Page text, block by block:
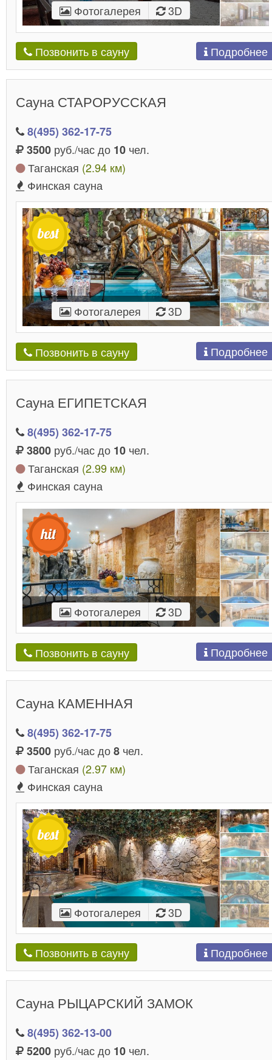
Фотогалерея 3D
Позвонить в сауну Подробнее
Сауна СТАРОРУССКАЯ
8(495) 362-17-75
3500 руб./час до 10 чел.
Таганская (2.94 км)
Финская сауна
Фотогалерея 3D
Позвонить в сауну Подробнее
Сауна ЕГИПЕТСКАЯ
8(495) 362-17-75
3800 руб./час до 10 чел.
Таганская (2.99 км)
Финская сауна
Фотогалерея 3D
Позвонить в сауну Подробнее
Сауна КАМЕННАЯ
8(495) 362-17-75
3500 руб./час до8 чел.
Таганская (2.97 км)
Финская сауна
Фотогалерея 3D
Позвонить в сауну Подробнее
Сауна РЫЦАРСКИЙ ЗАМОК
8(495) 362-13-00
5200 руб./час до 10 чел.